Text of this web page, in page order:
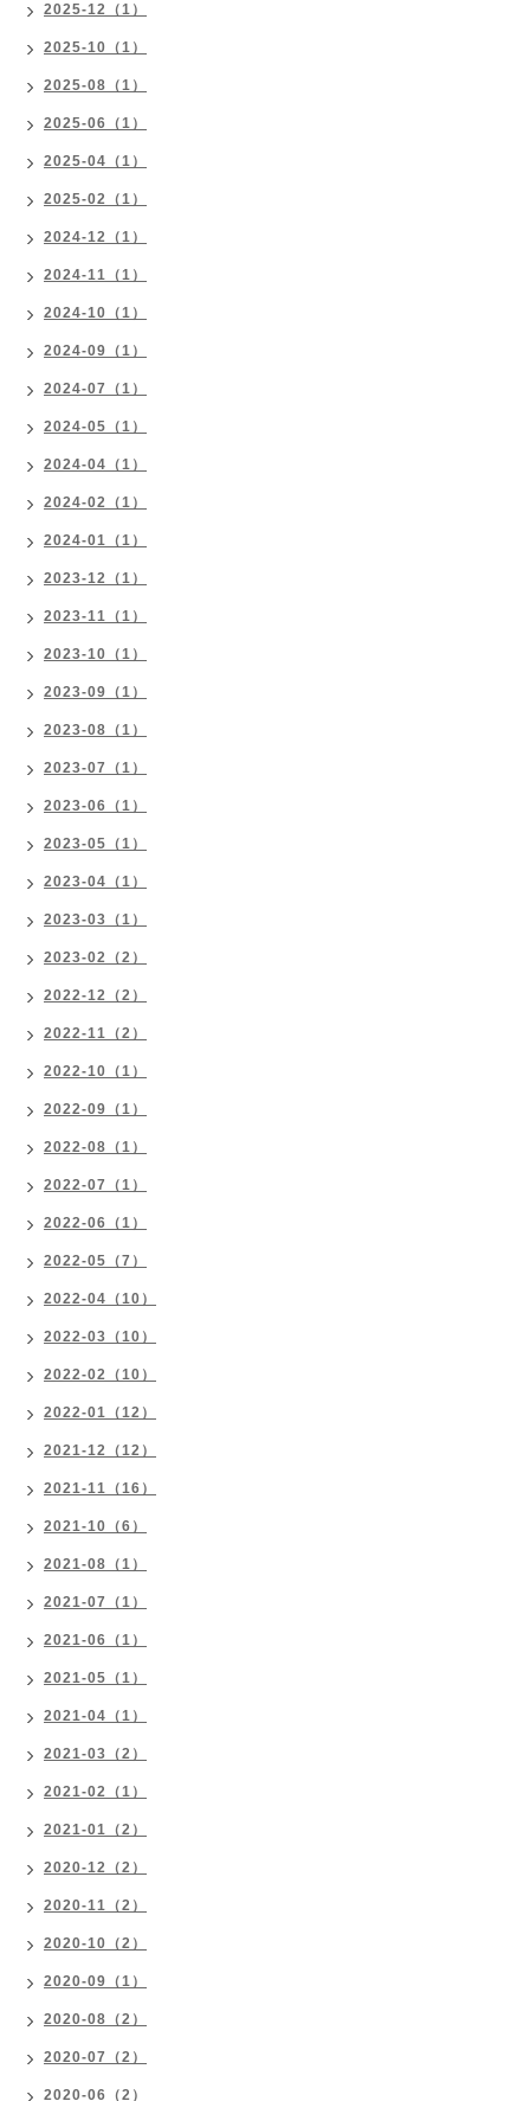
2025-12（1）
2025-10（1）
2025-08（1）
2025-06（1）
2025-04（1）
2025-02（1）
2024-12（1）
2024-11（1）
2024-10（1）
2024-09（1）
2024-07（1）
2024-05（1）
2024-04（1）
2024-02（1）
2024-01（1）
2023-12（1）
2023-11（1）
2023-10（1）
2023-09（1）
2023-08（1）
2023-07（1）
2023-06（1）
2023-05（1）
2023-04（1）
2023-03（1）
2023-02（2）
2022-12（2）
2022-11（2）
2022-10（1）
2022-09（1）
2022-08（1）
2022-07（1）
2022-06（1）
2022-05（7）
2022-04（10）
2022-03（10）
2022-02（10）
2022-01（12）
2021-12（12）
2021-11（16）
2021-10（6）
2021-08（1）
2021-07（1）
2021-06（1）
2021-05（1）
2021-04（1）
2021-03（2）
2021-02（1）
2021-01（2）
2020-12（2）
2020-11（2）
2020-10（2）
2020-09（1）
2020-08（2）
2020-07（2）
2020-06（2）